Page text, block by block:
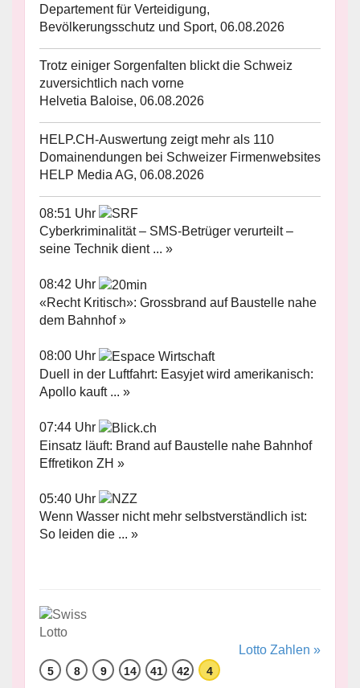
Departement für Verteidigung,
Bevölkerungsschutz und Sport, 06.08.2026
Trotz einiger Sorgenfalten blickt die Schweiz
zuversichtlich nach vorne
Helvetia Baloise, 06.08.2026
HELP.CH-Auswertung zeigt mehr als 110
Domainendungen bei Schweizer Firmenwebsites
HELP Media AG, 06.08.2026
08:51 Uhr
Cyberkriminalität – SMS-Betrüger verurteilt –
seine Technik dient ... »
08:42 Uhr
«Recht Kritisch»: Grossbrand auf Baustelle nahe
dem Bahnhof »
08:00 Uhr
Duell in der Luftfahrt: Easyjet wird amerikanisch:
Apollo kauft ... »
07:44 Uhr
Einsatz läuft: Brand auf Baustelle nahe Bahnhof
Effretikon ZH »
05:40 Uhr
Wenn Wasser nicht mehr selbstverständlich ist:
So leiden die ... »
Lotto Zahlen »
5 8 9 14 41 42 4